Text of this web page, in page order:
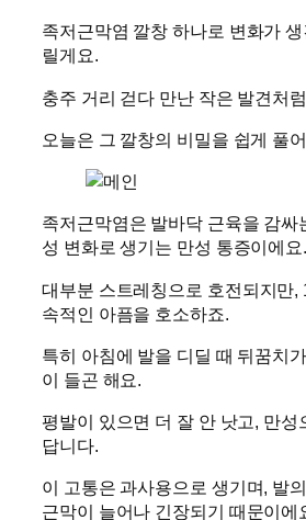
족저근막염 깔창 하나로 변화가
릴게요.
충주 거리 걷다 만난 작은 발견처럼
오늘은 그 깔창의 비밀을 쉽게 풀
족저근막염은 발바닥 근육을 감싸
성 변화로 생기는 만성 통증이에요.
대부분 스트레칭으로 호전되지만,
속적인 아픔을 호소하죠.
특히 아침에 발을 디딜 때 뒤꿈치
이 들곤 해요.
평발이 있으면 더 잘 안 낫고, 만성
답니다.
이 고통은 과사용으로 생기며, 발
근막이 늘어나 긴장되기 때문이에